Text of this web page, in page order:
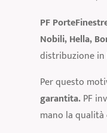
PF
Nobili,Hella,
distribuzione in
Per questo
garantita.PF
mano la